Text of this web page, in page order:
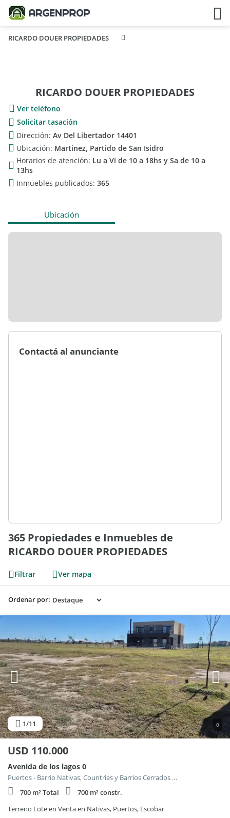
RICARDO DOUER PROPIEDADES
RICARDO DOUER PROPIEDADES
Ver teléfono
Solicitar tasación
Dirección: Av Del Libertador 14401
Ubicación: Martinez, Partido de San Isidro
Horarios de atención: Lu a Vi de 10 a 18hs y Sa de 10 a
13hs
Inmuebles publicados: 365
Ubicación
Contactá al anunciante
365 Propiedades e Inmuebles de
RICARDO DOUER PROPIEDADES
Filtrar Ver mapa
Ordenar por:
1/11 0
USD 110.000
Avenida de los lagos 0
Puertos - Barrio Nativas, Countries y Barrios Cerrados en Escobar
700 m² Total
700 m² constr.
Terreno Lote en Venta en Nativas, Puertos, Escobar